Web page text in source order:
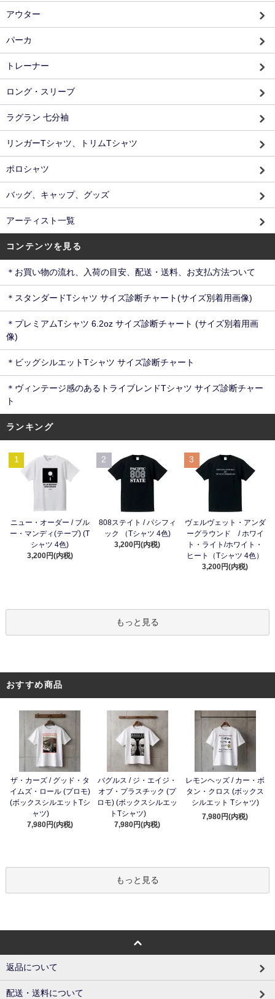
アウター
パーカ
トレーナー
ロング・スリーブ
ラグラン 七分袖
リンガーTシャツ、トリムTシャツ
ポロシャツ
バッグ、キャップ、グッズ
アーティスト一覧
コンテンツを見る
＊お買い物の流れ、入荷の目安、配送・送料、お支払方法ついて
＊スタンダードTシャツ サイズ診断チャート(サイズ別着用画像)
＊プレミアムTシャツ 6.2oz サイズ診断チャート (サイズ別着用画
像)
＊ビッグシルエットTシャツ サイズ診断チャート
＊ヴィンテージ感のあるトライブレンドTシャツ サイズ診断チャー
ト
ランキング
1
ニュー・オーダー / ブル
ー・マンディ(テープ) (T
シャツ 4色)
3,200円(内税)
2
808ステイト / パシフィ
ック （Tシャツ 4色)
3,200円(内税)
3
ヴェルヴェット・アンダ
ーグラウンド / ホワイ
ト・ライト/ホワイト・
ヒート（Tシャツ 4色）
3,200円(内税)
もっと見る
おすすめ商品
ザ・カーズ / グッド・タ
イムズ・ロール (プロモ)
(ボックスシルエットTシ
ャツ)
7,980円(内税)
バグルス / ジ・エイジ・
オブ・プラスチック (プ
ロモ) (ボックスシルエッ
トTシャツ)
7,980円(内税)
レモンヘッズ / カー・ボ
タン・クロス (ボックス
シルエット Tシャツ)
7,980円(内税)
もっと見る
返品について
配送・送料について